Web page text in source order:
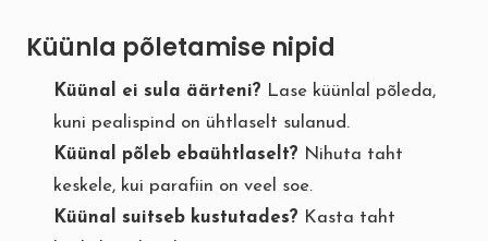
Küünla põletamise nipid
Küünal ei sula äärteni? Lase küünlal põleda,
kuni pealispind on ühtlaselt sulanud.
Küünal põleb ebaühtlaselt? Nihuta taht
keskele, kui parafiin on veel soe.
Küünal suitseb kustutades? Kasta taht